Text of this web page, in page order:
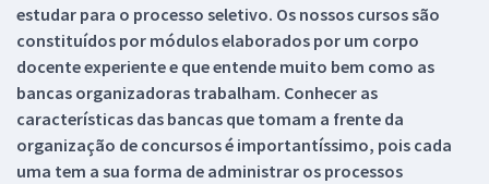
estudar para o processo seletivo. Os nossos cursos são
constituídos por módulos elaborados por um corpo
docente experiente e que entende muito bem como as
bancas organizadoras trabalham. Conhecer as
características das bancas que tomam a frente da
organização de concursos é importantíssimo, pois cada
uma tem a sua forma de administrar os processos